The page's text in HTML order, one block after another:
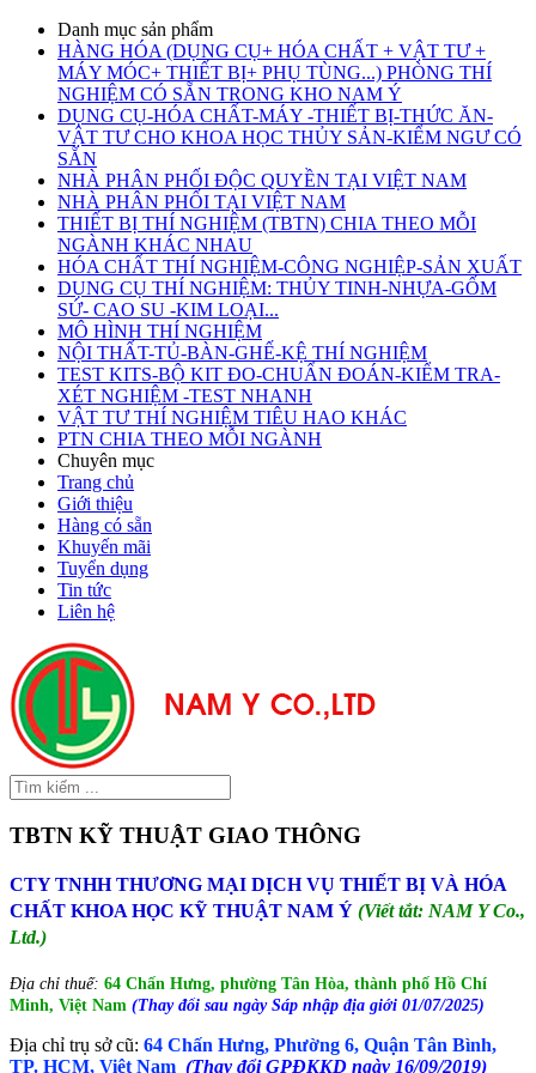
Danh mục sản phẩm
HÀNG HÓA (DỤNG CỤ+ HÓA CHẤT + VẬT TƯ +
MÁY MÓC+ THIẾT BỊ+ PHỤ TÙNG...) PHÒNG THÍ
NGHIỆM CÓ SẴN TRONG KHO NAM Ý
DỤNG CỤ-HÓA CHẤT-MÁY -THIẾT BỊ-THỨC ĂN-
VẬT TƯ CHO KHOA HỌC THỦY SẢN-KIỂM NGƯ CÓ
SẴN
NHÀ PHÂN PHỐI ĐỘC QUYỀN TẠI VIỆT NAM
NHÀ PHÂN PHỐI TẠI VIỆT NAM
THIẾT BỊ THÍ NGHIỆM (TBTN) CHIA THEO MỖI
NGÀNH KHÁC NHAU
HÓA CHẤT THÍ NGHIỆM-CÔNG NGHIỆP-SẢN XUẤT
DỤNG CỤ THÍ NGHIỆM: THỦY TINH-NHỰA-GỐM
SỨ- CAO SU -KIM LOẠI...
MÔ HÌNH THÍ NGHIỆM
NỘI THẤT-TỦ-BÀN-GHẾ-KỆ THÍ NGHIỆM
TEST KITS-BỘ KIT ĐO-CHUẨN ĐOÁN-KIỂM TRA-
XÉT NGHIỆM -TEST NHANH
VẬT TƯ THÍ NGHIỆM TIÊU HAO KHÁC
PTN CHIA THEO MỖI NGÀNH
Chuyên mục
Trang chủ
Giới thiệu
Hàng có sẵn
Khuyến mãi
Tuyển dụng
Tin tức
Liên hệ
TBTN KỸ THUẬT GIAO THÔNG
CTY TNHH THƯƠNG MẠI DỊCH VỤ THIẾT BỊ VÀ HÓA
CHẤT KHOA HỌC KỸ THUẬT NAM Ý (Viết tắt: NAM Y Co.,
Ltd.)
Địa chỉ thuế: 64 Chấn Hưng, phường Tân Hòa, thành phố Hồ Chí
Minh, Việt Nam (Thay đổi sau ngày Sáp nhập địa giới 01/07/2025)
Địa chỉ trụ sở cũ: 64 Chấn Hưng, Phường 6, Quận Tân Bình,
TP. HCM, Việt Nam (Thay đổi GPĐKKD ngày 16/09/2019)